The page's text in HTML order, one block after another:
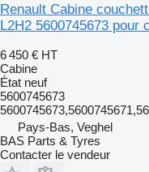
Renault Cabine
L2H2 5600745673 pour
6 450 € HT
Cabine
État neuf
5600745673
Pays-Bas, Veghel
BAS Parts & Tyres
Contacter le vendeur